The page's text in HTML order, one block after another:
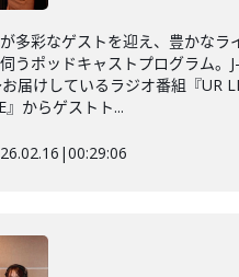
多彩なゲストを迎え、豊かなラ
うポッドキャストプログラム。
届けしているラジオ番組『UR
』からゲストト...
|00:29:06